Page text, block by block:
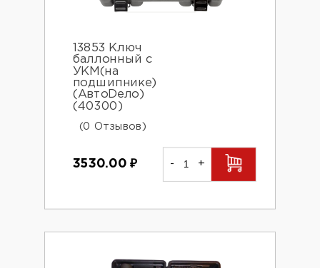
13853 Ключ
баллонный с
УКМ(на
подшипнике)
(АвтоDело)
(40300)
(0 Отзывов)
3530.00₽ - +